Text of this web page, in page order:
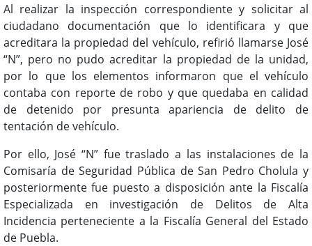
Al realizar la inspección correspondiente y solicitar al
ciudadano documentación que lo identificara y que
acreditara la propiedad del vehículo, refirió llamarse José
“N”, pero no pudo acreditar la propiedad de la unidad,
por lo que los elementos informaron que el vehículo
contaba con reporte de robo y que quedaba en calidad
de detenido por presunta apariencia de delito de
tentación de vehículo.
Por ello, José “N” fue traslado a las instalaciones de la
Comisaría de Seguridad Pública de San Pedro Cholula y
posteriormente fue puesto a disposición ante la Fiscalía
Especializada en investigación de Delitos de Alta
Incidencia perteneciente a la Fiscalía General del Estado
de Puebla.